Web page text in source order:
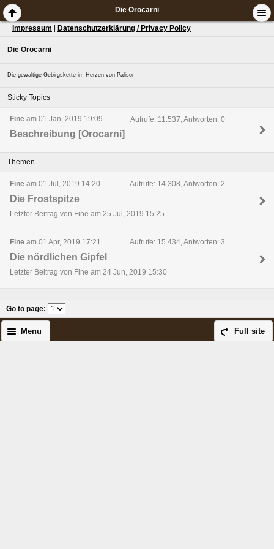
Die Orocarni
Impressum Datenschutzerklärung / Privacy Policy
Die Orocarni
Die gewaltige Gebirgskette im Herzen von Palisor
Sticky Topics
Fine am 01 Jan, 2019 19:09 Aufrufe: 11.537, Antworten: 0
Beschreibung [Orocarni]
Themen
Fine am 01 Jul, 2019 14:20 Aufrufe: 14.308, Antworten: 2
Die Frostspitze
Letzter Beitrag von Fine am 25 Jul, 2019 15:25
Fine am 01 Apr, 2019 17:21 Aufrufe: 15.434, Antworten: 3
Die nördlichen Gipfel
Letzter Beitrag von Fine am 24 Jun, 2019 15:30
Go to page:
Full site
Menu